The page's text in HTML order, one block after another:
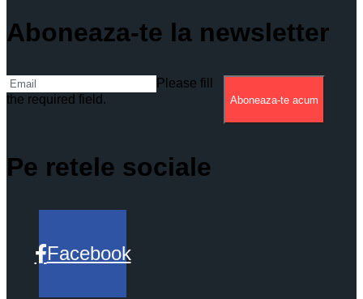
Aboneaza-te la newsletter
Please fill
the required field.
Aboneaza-te acum
Pe retele sociale
Facebook